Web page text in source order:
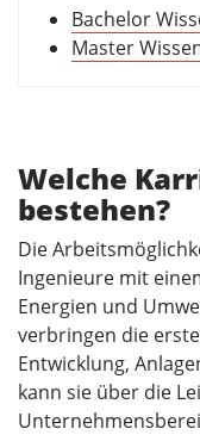
Welche
bestehen?
Die
Ingenieure mit
Energien und
verbringen die
Entwicklung,
kann sie über die
Bachelor
Master